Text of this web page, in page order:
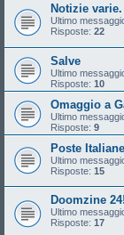
Notizie varie.
Ultimo
Risposte: 22
Salve
Ultimo
Risposte: 10
Omaggio a
Ultimo
Risposte: 9
Poste
Ultimo
Risposte: 15
Doomzine 24!
Ultimo
Risposte: 17